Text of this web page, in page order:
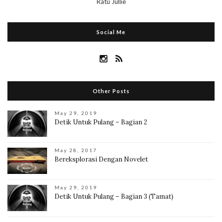
Ratu Jullie
Social Me
Other Posts
May 29, 2019
Detik Untuk Pulang – Bagian 2
May 28, 2017
Bereksplorasi Dengan Novelet
May 29, 2019
Detik Untuk Pulang – Bagian 3 (Tamat)